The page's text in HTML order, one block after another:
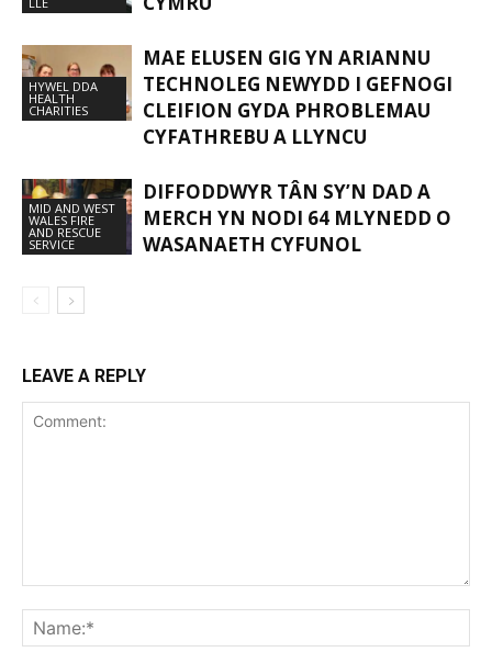
HYWEL DDA
HEALTH
CHARITIES
MAE ELUSEN GIG YN ARIANNU
TECHNOLEG NEWYDD I GEFNOGI
CLEIFION GYDA PHROBLEMAU
CYFATHREBU A LLYNCU
MID AND WEST
WALES FIRE
AND RESCUE
SERVICE
DIFFODDWYR TÂN SY’N DAD A
MERCH YN NODI 64 MLYNEDD O
WASANAETH CYFUNOL
LEAVE A REPLY